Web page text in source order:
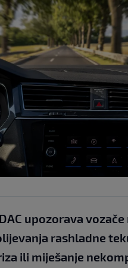
upozorava
rashladne
ili miješanje